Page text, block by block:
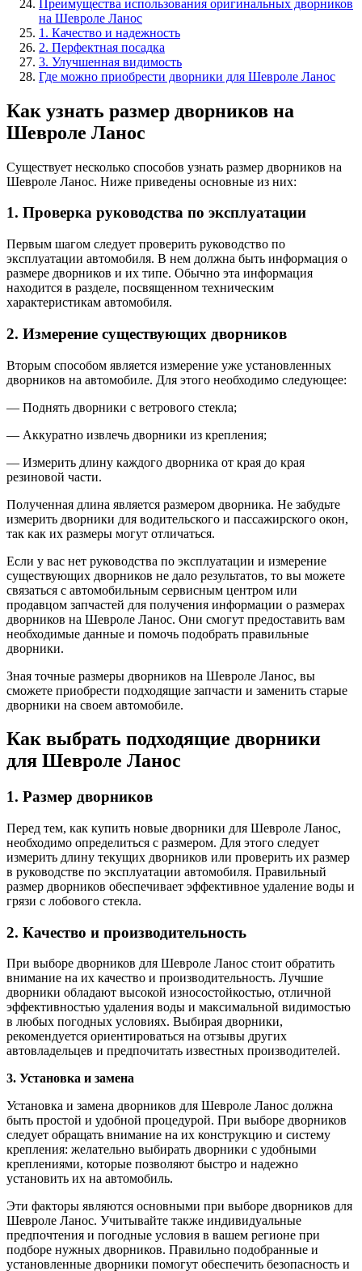
Преимущества использования оригинальных дворников
на Шевроле Ланос
1. Качество и надежность
2. Перфектная посадка
3. Улучшенная видимость
Где можно приобрести дворники для Шевроле Ланос
Как узнать размер дворников на
Шевроле Ланос
Существует несколько способов узнать размер дворников на
Шевроле Ланос. Ниже приведены основные из них:
1. Проверка руководства по эксплуатации
Первым шагом следует проверить руководство по
эксплуатации автомобиля. В нем должна быть информация о
размере дворников и их типе. Обычно эта информация
находится в разделе, посвященном техническим
характеристикам автомобиля.
2. Измерение существующих дворников
Вторым способом является измерение уже установленных
дворников на автомобиле. Для этого необходимо следующее:
— Поднять дворники с ветрового стекла;
— Аккуратно извлечь дворники из крепления;
— Измерить длину каждого дворника от края до края
резиновой части.
Полученная длина является размером дворника. Не забудьте
измерить дворники для водительского и пассажирского окон,
так как их размеры могут отличаться.
Если у вас нет руководства по эксплуатации и измерение
существующих дворников не дало результатов, то вы можете
связаться с автомобильным сервисным центром или
продавцом запчастей для получения информации о размерах
дворников на Шевроле Ланос. Они смогут предоставить вам
необходимые данные и помочь подобрать правильные
дворники.
Зная точные размеры дворников на Шевроле Ланос, вы
сможете приобрести подходящие запчасти и заменить старые
дворники на своем автомобиле.
Как выбрать подходящие дворники
для Шевроле Ланос
1. Размер дворников
Перед тем, как купить новые дворники для Шевроле Ланос,
необходимо определиться с размером. Для этого следует
измерить длину текущих дворников или проверить их размер
в руководстве по эксплуатации автомобиля. Правильный
размер дворников обеспечивает эффективное удаление воды и
грязи с лобового стекла.
2. Качество и производительность
При выборе дворников для Шевроле Ланос стоит обратить
внимание на их качество и производительность. Лучшие
дворники обладают высокой износостойкостью, отличной
эффективностью удаления воды и максимальной видимостью
в любых погодных условиях. Выбирая дворники,
рекомендуется ориентироваться на отзывы других
автовладельцев и предпочитать известных производителей.
3. Установка и замена
Установка и замена дворников для Шевроле Ланос должна
быть простой и удобной процедурой. При выборе дворников
следует обращать внимание на их конструкцию и систему
крепления: желательно выбирать дворники с удобными
креплениями, которые позволяют быстро и надежно
установить их на автомобиль.
Эти факторы являются основными при выборе дворников для
Шевроле Ланос. Учитывайте также индивидуальные
предпочтения и погодные условия в вашем регионе при
подборе нужных дворников. Правильно подобранные и
установленные дворники помогут обеспечить безопасность и